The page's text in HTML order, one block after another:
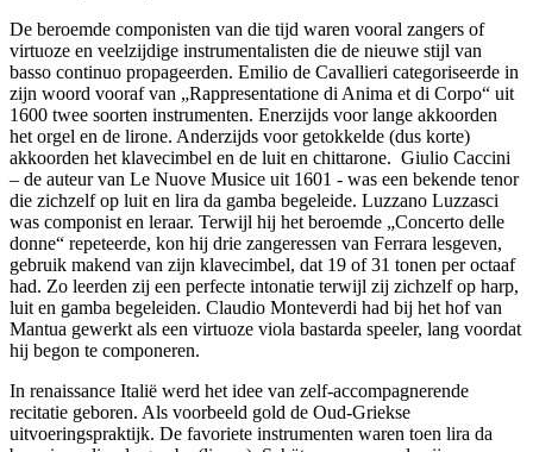
De beroemde componisten van die tijd waren vooral zangers of
virtuoze en veelzijdige instrumentalisten die de nieuwe stijl van
basso continuo propageerden. Emilio de Cavallieri categoriseerde in
zijn woord vooraf van „Rappresentatione di Anima et di Corpo“ uit
1600 twee soorten instrumenten. Enerzijds voor lange akkoorden
het orgel en de lirone. Anderzijds voor getokkelde (dus korte)
akkoorden het klavecimbel en de luit en chittarone. Giulio Caccini
– de auteur van Le Nuove Musice uit 1601 - was een bekende tenor
die zichzelf op luit en lira da gamba begeleide. Luzzano Luzzasci
was componist en leraar. Terwijl hij het beroemde „Concerto delle
donne“ repeteerde, kon hij drie zangeressen van Ferrara lesgeven,
gebruik makend van zijn klavecimbel, dat 19 of 31 tonen per octaaf
had. Zo leerden zij een perfecte intonatie terwijl zij zichzelf op harp,
luit en gamba begeleiden. Claudio Monteverdi had bij het hof van
Mantua gewerkt als een virtuoze viola bastarda speeler, lang voordat
hij begon te componeren.
In renaissance Italië werd het idee van zelf-accompagnerende
recitatie geboren. Als voorbeeld gold de Oud-Griekse
uitvoeringspraktijk. De favoriete instrumenten waren toen lira da